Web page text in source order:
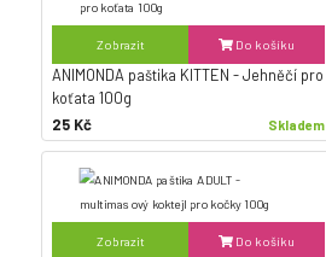
Zobrazit Do košíku
ANIMONDA paštika KITTEN - Jehněčí pro
koťata 100g
25 Kč
Skladem
Zobrazit Do košíku